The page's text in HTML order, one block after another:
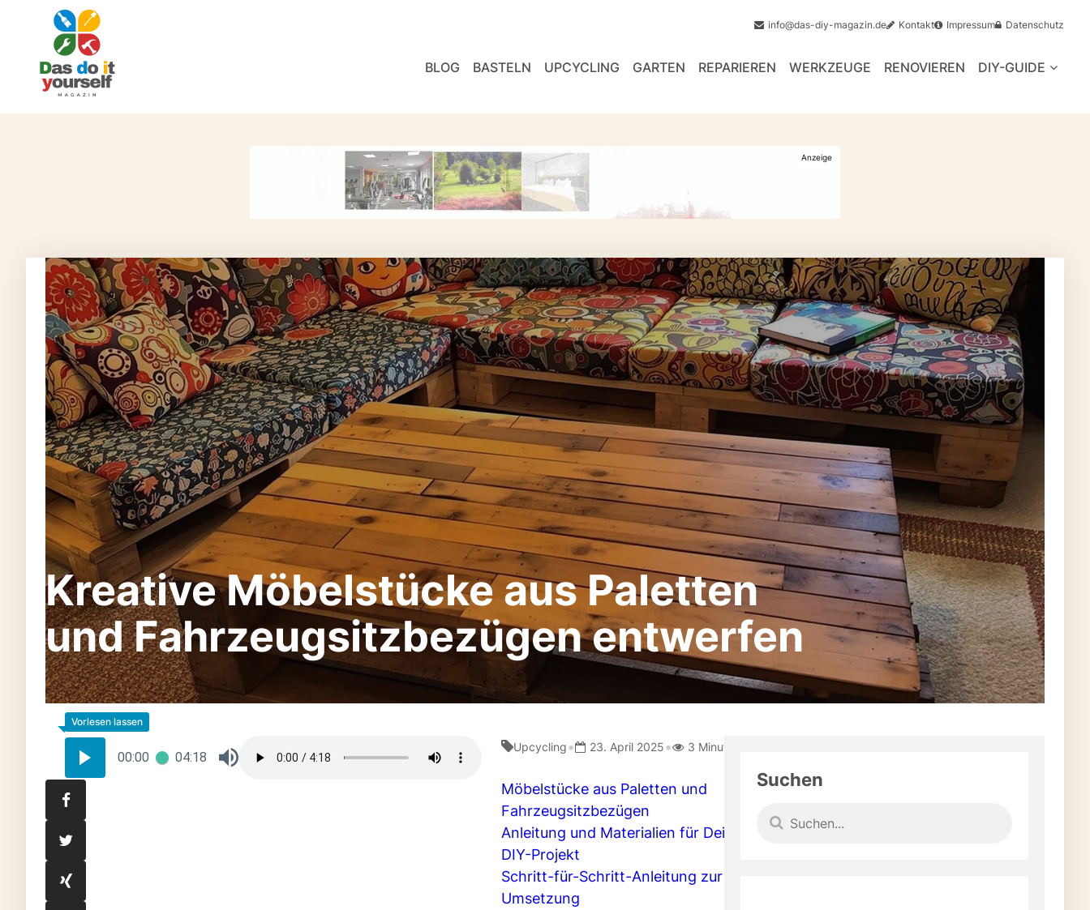
info@das-diy-magazin.de Kontakt Impressum Datenschutz
BLOG BASTELN UPCYCLING GARTEN REPARIEREN WERKZEUGE RENOVIEREN DIY-GUIDE
Kreative Möbelstücke aus Paletten
und Fahrzeugsitzbezügen entwerfen
00:00 04:18
Upcycling• 23. April 2025• 3 Minuten
Möbelstücke aus Paletten und
Fahrzeugsitzbezügen
Anleitung und Materialien für Dein
DIY-Projekt
Schritt-für-Schritt-Anleitung zur
Umsetzung
Suchen